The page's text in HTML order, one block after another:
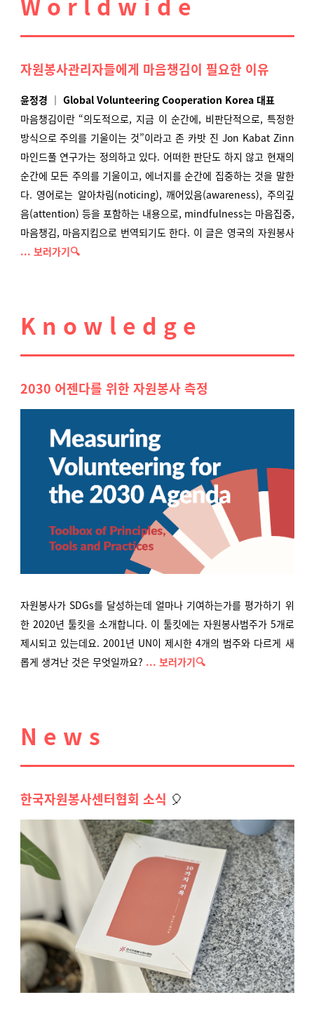
자원봉사관리자들에게 마음챙김이 필요한 이유
윤정경 ｜ Global Volunteering Cooperation Korea 대표
마음챙김이란 “의도적으로, 지금 이 순간에, 비판단적으로, 특정한
방식으로 주의를 기울이는 것”이라고 존 카밧 진 Jon Kabat Zinn
마인드풀 연구가는 정의하고 있다. 어떠한 판단도 하지 않고 현재의
순간에 모든 주의를 기울이고, 에너지를 순간에 집중하는 것을 말한
다. 영어로는 알아차림(noticing), 깨어있음(awareness), 주의깊
음(attention) 등을 포함하는 내용으로, mindfulness는 마음집중,
마음챙김, 마음지킴으로 번역되기도 한다. 이 글은 영국의 자원봉사
... 보러가기🔍
K n o w l e d g e
2030 어젠다를 위한 자원봉사 측정
자원봉사가 SDGs를 달성하는데 얼마나 기여하는가를 평가하기 위
한 2020년 툴킷을 소개합니다. 이 툴킷에는 자원봉사범주가 5개로
제시되고 있는데요. 2001년 UN이 제시한 4개의 범주와 다르게 새
롭게 생겨난 것은 무엇일까요? ... 보러가기🔍
N e w s
한국자원봉사센터협회 소식 🎈